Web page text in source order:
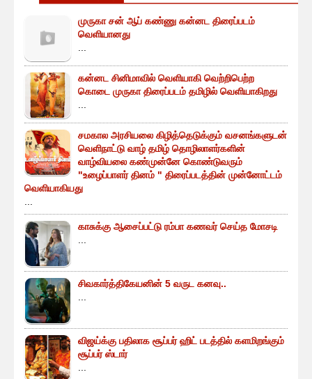
முருகா சன் ஆப் கண்ணு கன்னட திரைப்படம்
வெளியானது
கன்னட சினிமாவில் வெளியாகி வெற்றிபெற்ற
கொடை முருகா திரைப்படம் தமிழில் வெளியாகிறது
சமகால அரசியலை கிழித்தெடுக்கும் வசனங்களுடன்
வெளிநாட்டு வாழ் தமிழ் தொழிலாளர்களின்
வாழ்வியலை கண்முன்னே கொண்டுவரும்
"உழைப்பாளர் தினம் " திரைப்படத்தின் முன்னோட்டம்
வெளியாகியது
காசுக்கு ஆசைப்பட்டு ரம்பா கணவர் செய்த மோசடி
சிவகார்த்திகேயனின் 5 வருட கனவு..
விஜய்க்கு பதிலாக சூப்பர் ஹிட் படத்தில் களமிறங்கும்
சூப்பர் ஸ்டார்